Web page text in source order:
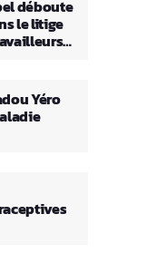
déboute
le litige
Yéro